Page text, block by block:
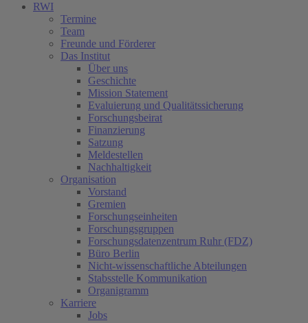
RWI
Termine
Team
Freunde und Förderer
Das Institut
Über uns
Geschichte
Mission Statement
Evaluierung und Qualitätssicherung
Forschungsbeirat
Finanzierung
Satzung
Meldestellen
Nachhaltigkeit
Organisation
Vorstand
Gremien
Forschungseinheiten
Forschungsgruppen
Forschungsdatenzentrum Ruhr (FDZ)
Büro Berlin
Nicht-wissenschaftliche Abteilungen
Stabsstelle Kommunikation
Organigramm
Karriere
Jobs